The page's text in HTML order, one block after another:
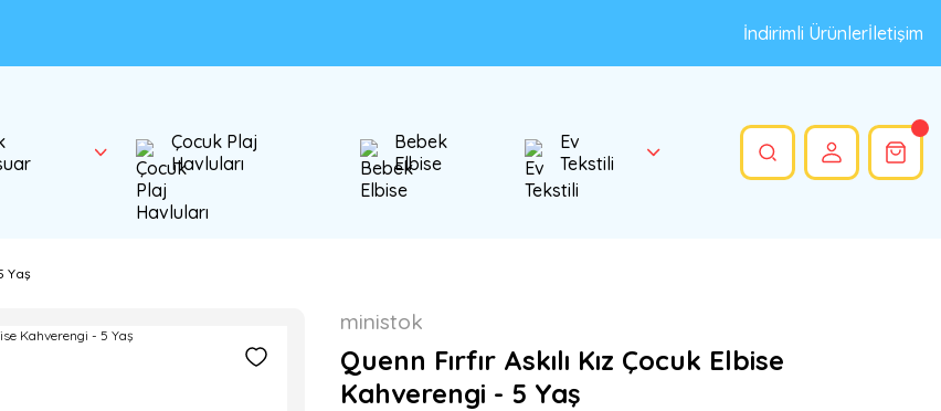
İndirimli Ürünlerİletişim
Çocuk Plaj
Havluları
Bebek
Elbise
Ev
Tekstili
Yaş
ministok
Quenn Fırfır Askılı Kız Çocuk Elbise
Kahverengi - 5 Yaş